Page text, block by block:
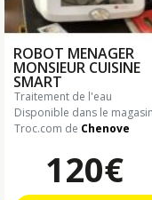
ROBOT MENAGER
MONSIEUR CUISINE
SMART
traitement de l'eau
Disponible dans le
Troc.com de Chenove
120€